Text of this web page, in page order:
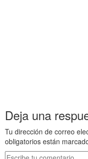
Deja una
Tu dirección de correo
obligatorios están